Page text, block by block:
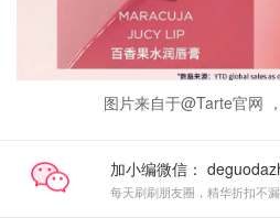
图片来自于@Tarte官网
加小编微信：
每天刷刷朋友圈，精华折扣不